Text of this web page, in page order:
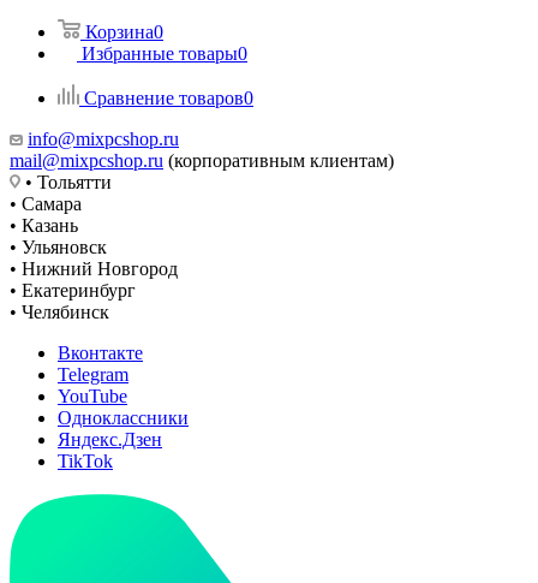
Корзина0
Избранные товары0
Сравнение товаров0
info@mixpcshop.ru
mail@mixpcshop.ru (корпоративным клиентам)
• Тольятти
• Самара
• Казань
• Ульяновск
• Нижний Новгород
• Екатеринбург
• Челябинск
Вконтакте
Telegram
YouTube
Одноклассники
Яндекс.Дзен
TikTok